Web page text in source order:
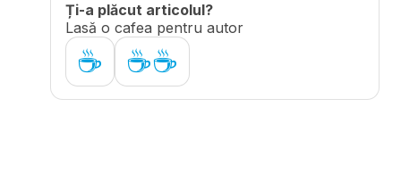
Ți-a plăcut articolul?
Lasă o cafea pentru autor
☕ ☕☕